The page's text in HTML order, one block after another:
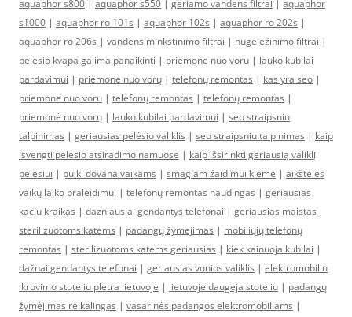
aquaphor s800 | aquaphor s550 | geriamo vandens filtrai | aquaphor
s1000 | aquaphor ro 101s | aquaphor 102s | aquaphor ro 202s |
aquaphor ro 206s | vandens minkstinimo filtrai | nugeležinimo filtrai |
pelesio kvapa galima panaikinti | priemone nuo voru | lauko kubilai
pardavimui | priemonė nuo vorų | telefonų remontas | kas yra seo |
priemone nuo voru | telefonų remontas | telefonų remontas |
priemonė nuo vorų | lauko kubilai pardavimui | seo straipsniu
talpinimas | geriausias pelėsio valiklis | seo straipsniu talpinimas | kaip
isvengti pelesio atsiradimo namuose | kaip išsirinkti geriausią valiklį
pelėsiui | puiki dovana vaikams | smagiam žaidimui kieme | aikštelės
vaikų laiko praleidimui | telefonų remontas naudingas | geriausias
kaciu kraikas | dazniausiai gendantys telefonai | geriausias maistas
sterilizuotoms katėms | padangų žymėjimas | mobiliųjų telefonų
remontas | sterilizuotoms katėms geriausias | kiek kainuoja kubilai |
dažnai gendantys telefonai | geriausias vonios valiklis | elektromobiliu
ikrovimo stoteliu pletra lietuvoje | lietuvoje daugeja stoteliu | padangų
žymėjimas reikalingas | vasarinės padangos elektromobiliams |